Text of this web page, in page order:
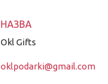
Okl Gifts
oklpodarki@gmail.com